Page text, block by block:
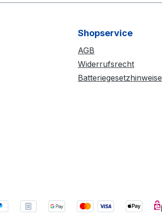
Shopservice
AGB
Widerrufsrecht
Batteriegesetzhinweise